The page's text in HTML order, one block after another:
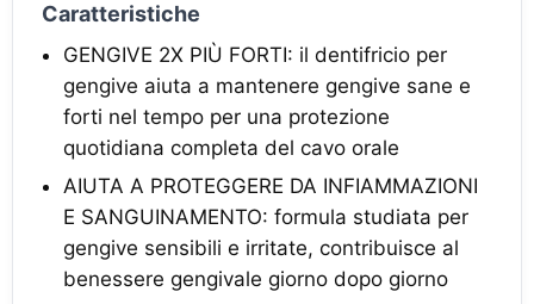
Caratteristiche
GENGIVE 2X PIÙ FORTI: il dentifricio per
gengive aiuta a mantenere gengive sane e
forti nel tempo per una protezione
quotidiana completa del cavo orale
AIUTA A PROTEGGERE DA INFIAMMAZIONI
E SANGUINAMENTO: formula studiata per
gengive sensibili e irritate, contribuisce al
benessere gengivale giorno dopo giorno